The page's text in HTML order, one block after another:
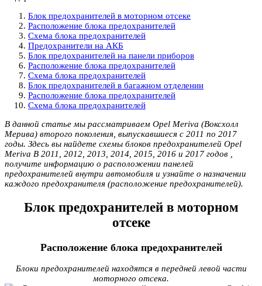
Блок предохранителей в моторном отсеке
Расположение блока предохранителей
Схема блока предохранителей
Предохранители на АКБ
Блок предохранителей на панели приборов
Расположение блока предохранителей
Схема блока предохранителей
Блок предохранителей в багажном отделении
Расположение блока предохранителей
Схема блока предохранителей
В данной статье мы рассматриваем Opel Meriva (Воксхолл
Мерива) второго поколения, выпускавшиеся с 2011 по 2017
годы. Здесь вы найдете схемы блоков предохранителей Opel
Meriva B 2011, 2012, 2013, 2014, 2015, 2016 и 2017 годов ,
получите информацию о расположении панелей
предохранителей внутри автомобиля и узнайте о назначении
каждого предохранителя (расположение предохранителей).
Блок предохранителей в моторном
отсеке
Расположение блока предохранителей
Блоки предохранителей находятся в передней левой части
моторного отсека.